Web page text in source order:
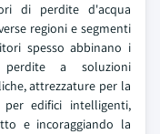
di perdite d'acqua
regioni e segmenti
spesso abbinano i
a soluzioni
attrezzature per la
edifici intelligenti,
e incoraggiando la